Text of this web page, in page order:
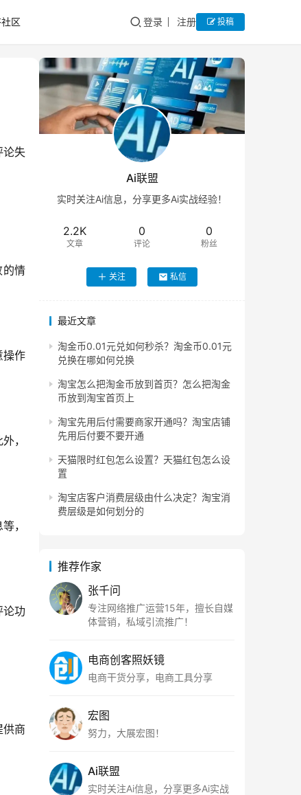
区 登录 注册 投稿
论失
的情
操作
，
，
功
商
Ai联盟
实时关注Ai信息，分享更多Ai实战经验！
2.2K
文章
0
评论
0
粉丝
关注 私信
最近文章
淘金币0.01元兑如何秒杀？淘金币0.01元
兑换在哪如何兑换
淘宝怎么把淘金币放到首页？怎么把淘金
币放到淘宝首页上
淘宝先用后付需要商家开通吗？淘宝店铺
先用后付要不要开通
天猫限时红包怎么设置？天猫红包怎么设
置
淘宝店客户消费层级由什么决定？淘宝消
费层级是如何划分的
推荐作家
张千问
专注网络推广运营15年，擅长自媒
体营销，私域引流推广！
电商创客照妖镜
电商干货分享，电商工具分享
宏图
努力，大展宏图！
Ai联盟
实时关注Ai信息，分享更多Ai实战